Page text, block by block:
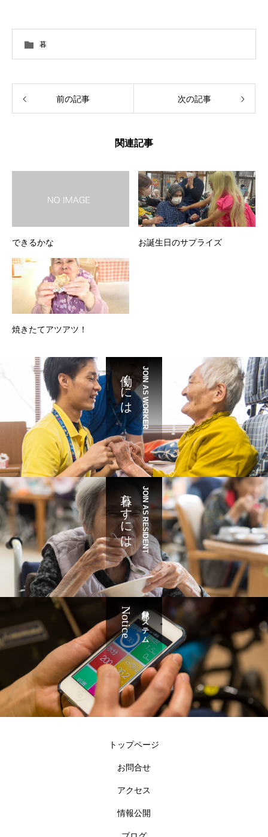
暮
前の記事 次の記事
関連記事
できるかな お誕生日のサプライズ
焼きたてアツアツ！
JOIN AS WORKER
働くには
JOIN AS RESIDENT
暮らすには
記録システム
Notice
トップページ
お問合せ
アクセス
情報公開